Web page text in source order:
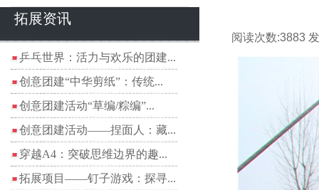
拓展资讯
乒乓世界：活力与欢乐的团建...
创意团建“中华剪纸”：传统...
创意团建活动“草编/粽编”...
创意团建活动——捏面人：藏...
穿越A4：突破思维边界的趣...
拓展项目——钉子游戏：探寻...
阅读次数:3883